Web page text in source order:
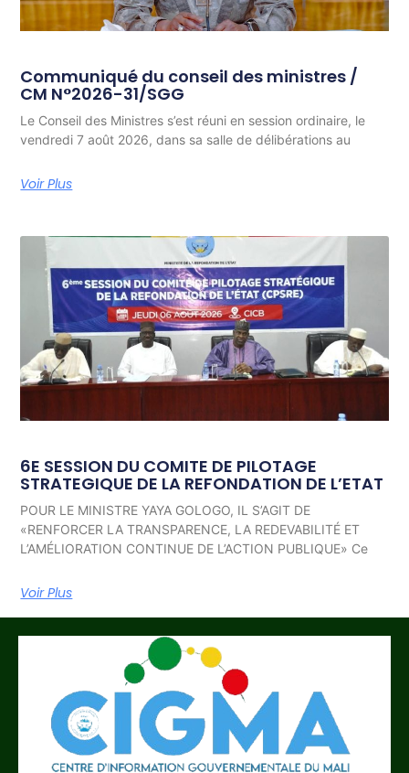
Communiqué du conseil des ministres /
CM N°2026-31/SGG
Le Conseil des Ministres s’est réuni en session ordinaire, le
vendredi 7 août 2026, dans sa salle de délibérations au
Voir Plus
6E SESSION DU COMITE DE PILOTAGE
STRATEGIQUE DE LA REFONDATION DE L’ETAT
POUR LE MINISTRE YAYA GOLOGO, IL S’AGIT DE
«RENFORCER LA TRANSPARENCE, LA REDEVABILITÉ ET
L’AMÉLIORATION CONTINUE DE L’ACTION PUBLIQUE» Ce
Voir Plus